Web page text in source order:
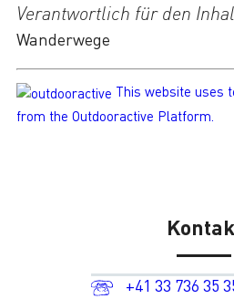
Verantwortlich für den
Wanderwege
This website uses
from the Outdooractive Platform.
+41 33 736 35